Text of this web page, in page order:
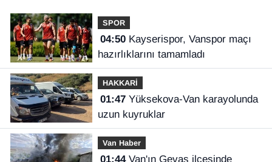
SPOR
04:50Kayserispor, Vanspor maçı
hazırlıklarını tamamladı
HAKKARİ
01:47Yüksekova-Van karayolunda
uzun kuyruklar
Van Haber
01:44Van'ın Gevaş ilçesinde